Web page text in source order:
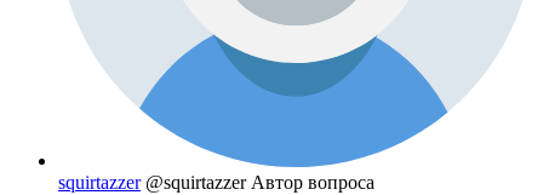
squirtazzer @squirtazzer Автор вопроса